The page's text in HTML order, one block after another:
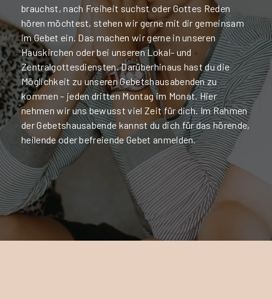
brauchst, nach Freiheit suchst oder Gottes Reden
hören möchtest, stehen wir gerne mit dir gemeinsam
im Gebet ein. Das machen wir gerne in unseren
Hauskirchen oder bei unseren Lokal- und
Zentralgottesdiensten. Darüberhinaus hast du die
Möglichkeit zu unseren Gebetshausabenden zu
kommen – jeden dritten Montag im Monat. Hier
nehmen wir uns bewusst viel Zeit für dich. Im Rahmen
der Gebetshausabende kannst du dich für das hörende,
heilende oder befreiende Gebet anmelden.